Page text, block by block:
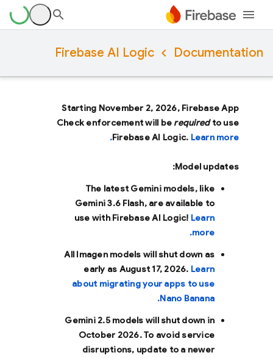
Documentation
Firebase AI Logic
Starting November 2, 2026, Firebase App
Check enforcement will be requiredto use
Firebase AI Logic. Learn more.
Model updates:
The latest Gemini models, like
Gemini 3.6 Flash, are available to
use with Firebase AI Logic! Learn
more.
All Imagen models will shut down as
early as August 17, 2026. Learn
about migrating your apps to use
Nano Banana.
Gemini 2.5 models will shut down in
October 2026. To avoid service
disruptions, update to a newer